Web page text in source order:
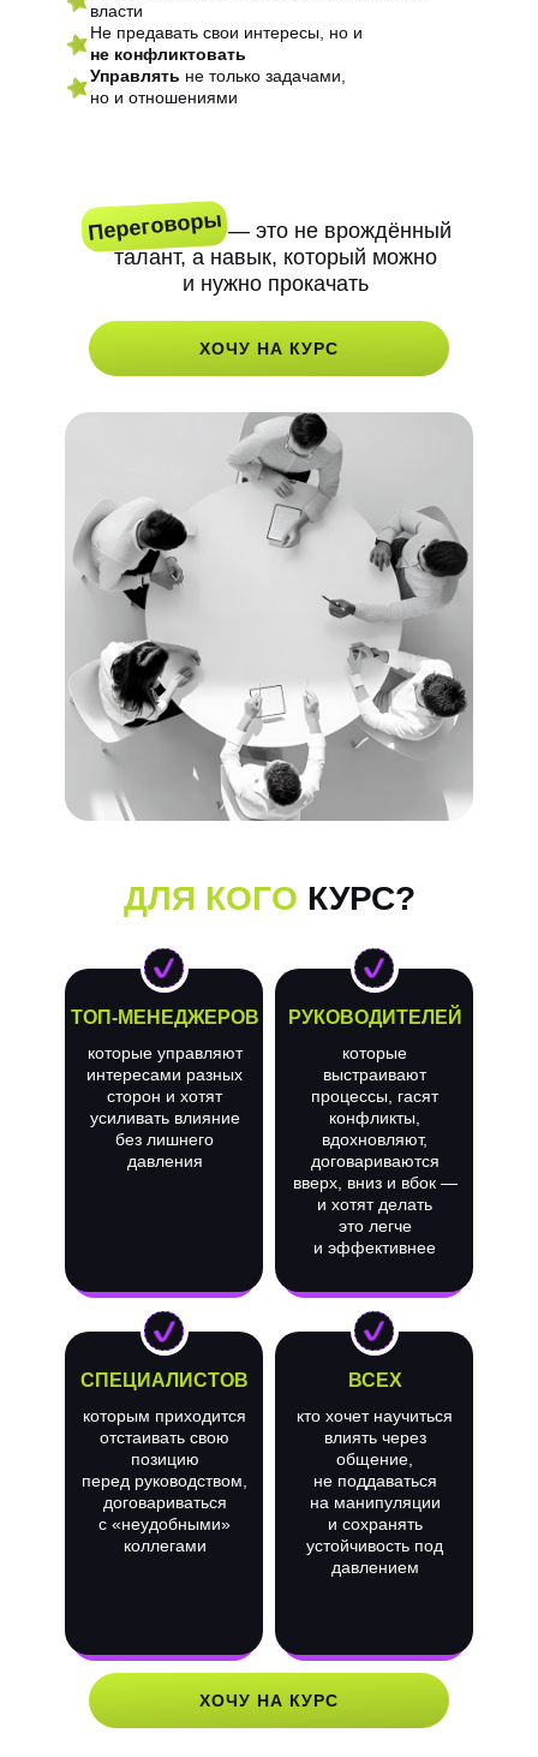
власти
Не предавать свои интересы, но и
не конфликтовать
Управлять не только задачами,
но и отношениями
Переговоры— это не врождённый
талант, а навык, который можно
и нужно прокачать
Переговоры
ХОЧУ НА КУРС
СПЕЦИАЛИСТОВ ВСЕХ
которым приходится
отстаивать свою
позицию
перед руководством,
договариваться
с «неудобными»
коллегами
кто хочет научиться
влиять через
общение,
не поддаваться
на манипуляции
и сохранять
устойчивость под
давлением
ДЛЯ КОГО КУРС?
ТОП-МЕНЕДЖЕРОВ РУКОВОДИТЕЛЕЙ
которые управляют
интересами разных
сторон и хотят
усиливать влияние
без лишнего
давления
которые
выстраивают
процессы, гасят
конфликты,
вдохновляют,
договариваются
вверх, вниз и вбок —
и хотят делать
это легче
и эффективнее
ХОЧУ НА КУРС